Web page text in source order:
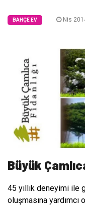
BAHÇE EV Nis
Büyük
45 yıllık deneyimi ile
oluşmasına yardımcı